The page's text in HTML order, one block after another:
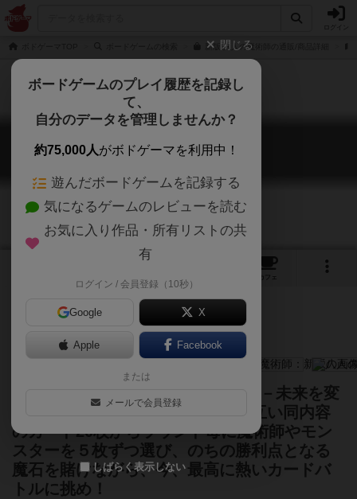
新版 八人の魔術師の通販/商品詳細
八人の魔術師：新版
Eight Wizards: New Version
カフェ
直面する「4度」のクライマックス－未来を変
えられるのは自分の選択のみ。お互い同内容
のカード20枚からラウンド毎に魔術師やモン
スターを５枚ずつ選び、のちの勝利点となる
魔石を賭けながら、今、最高に熱いカードバ
トルに挑め！
閉じる
ボードゲームのプレイ履歴を記録し
て、
自分のデータを管理しませんか？
約75,000人がボドゲーマを利用中！
遊んだボードゲームを記録する
気になるゲームのレビューを読む
お気に入り作品・所有リストの共
有
ログイン / 会員登録（10秒）
Google X
Apple Facebook
または
メールで会員登録
しばらく表示しない